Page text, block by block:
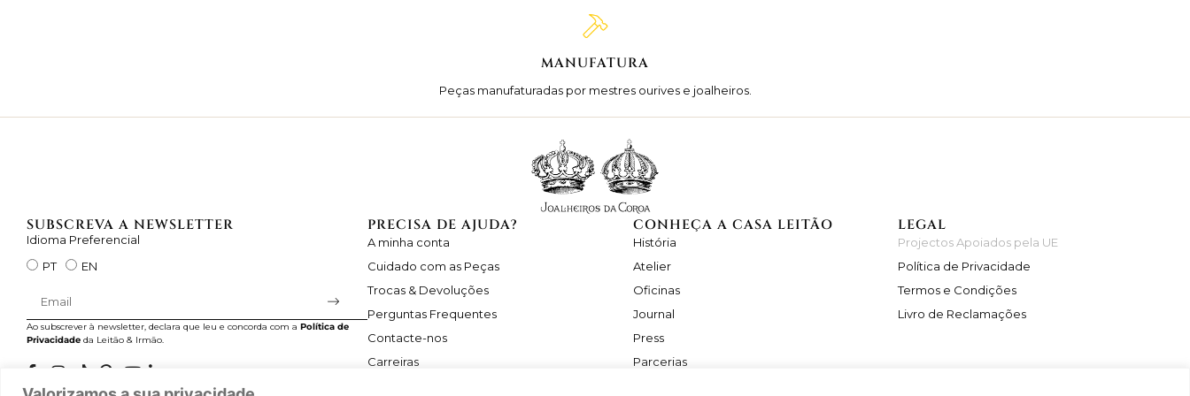
MANUFATURA
Peças manufaturadas por mestres ourives e joalheiros.
SUBSCREVA A NEWSLETTER
Idioma Preferencial
PT
EN
Ao subscrever à newsletter, declara que leu e concorda com a Política de
Privacidade da Leitão & Irmão.
PRECISA DE AJUDA?
A minha conta
Cuidado com as Peças
Trocas & Devoluções
Perguntas Frequentes
Contacte-nos
Carreiras
CONHEÇA A CASA LEITÃO
História
Atelier
Oficinas
Journal
Press
Parcerias
LEGAL
Projectos Apoiados pela UE
Política de Privacidade
Termos e Condições
Livro de Reclamações